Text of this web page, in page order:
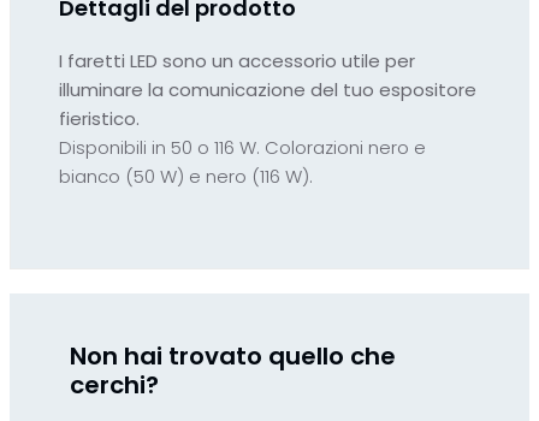
Dettagli del prodotto
I faretti LED sono un accessorio utile per
illuminare la comunicazione del tuo espositore
fieristico.
Disponibili in 50 o 116 W. Colorazioni nero e
bianco (50 W) e nero (116 W).
Non hai trovato quello che
cerchi?